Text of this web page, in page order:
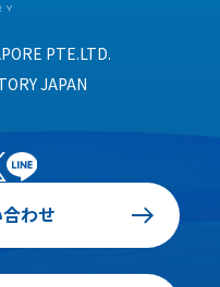
PTE.LTD.
JAPAN
わせ